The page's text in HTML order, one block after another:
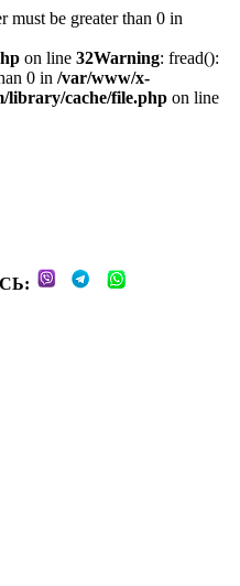
must be greater than 0 in
on line 32Warning: fread():
0 in /var/www/x-
library/cache/file.php on line